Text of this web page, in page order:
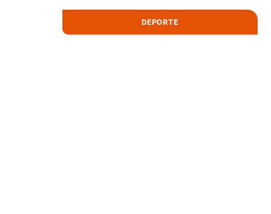
DEPORTE
14 octubre, 2021